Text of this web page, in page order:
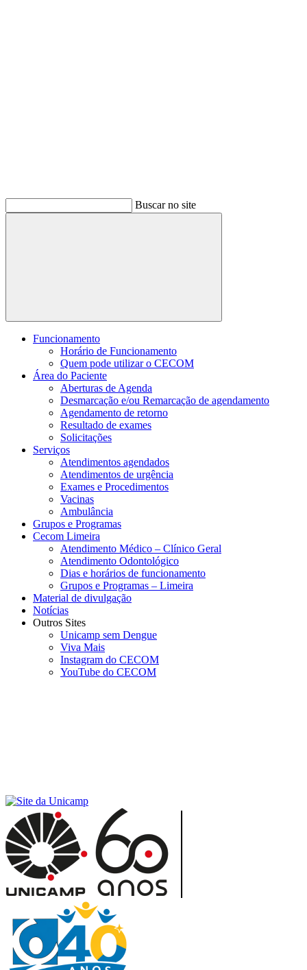
Buscar no site
Buscar
Funcionamento
Horário de Funcionamento
Quem pode utilizar o CECOM
Área do Paciente
Aberturas de Agenda
Desmarcação e/ou Remarcação de agendamento
Agendamento de retorno
Resultado de exames
Solicitações
Serviços
Atendimentos agendados
Atendimentos de urgência
Exames e Procedimentos
Vacinas
Ambulância
Grupos e Programas
Cecom Limeira
Atendimento Médico – Clínico Geral
Atendimento Odontológico
Dias e horários de funcionamento
Grupos e Programas – Limeira
Material de divulgação
Notícias
Outros Sites
Unicamp sem Dengue
Viva Mais
Instagram do CECOM
YouTube do CECOM